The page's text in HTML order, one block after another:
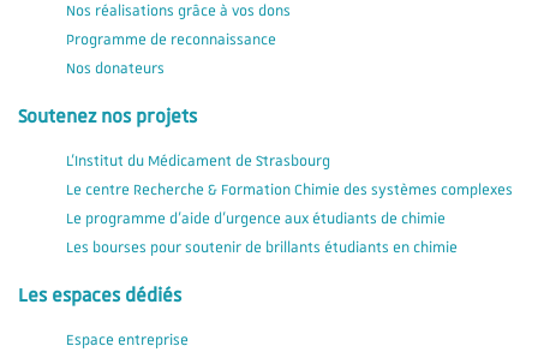
Nos réalisations grâce à vos dons
Programme de reconnaissance
Nos donateurs
Soutenez nos projets
L'Institut du Médicament de Strasbourg
Le centre Recherche & Formation Chimie des systèmes complexes
Le programme d'aide d'urgence aux étudiants de chimie
Les bourses pour soutenir de brillants étudiants en chimie
Les espaces dédiés
Espace entreprise